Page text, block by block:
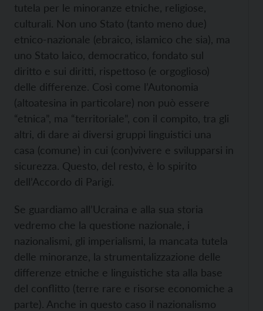
tutela per le minoranze etniche, religiose,
culturali. Non uno Stato (tanto meno due)
etnico-nazionale (ebraico, islamico che sia), ma
uno Stato laico, democratico, fondato sul
diritto e sui diritti, rispettoso (e orgoglioso)
delle differenze. Così come l’Autonomia
(altoatesina in particolare) non può essere
“etnica”, ma “territoriale”, con il compito, tra gli
altri, di dare ai diversi gruppi linguistici una
casa (comune) in cui (con)vivere e svilupparsi in
sicurezza. Questo, del resto, è lo spirito
dell’Accordo di Parigi.
Se guardiamo all’Ucraina e alla sua storia
vedremo che la questione nazionale, i
nazionalismi, gli imperialismi, la mancata tutela
delle minoranze, la strumentalizzazione delle
differenze etniche e linguistiche sta alla base
del conflitto (terre rare e risorse economiche a
parte). Anche in questo caso il nazionalismo